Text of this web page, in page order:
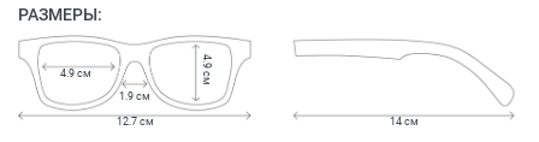
РАЗМЕРЫ:
1.9 см
4.9 см 4.9 см
12.7 см 14 см